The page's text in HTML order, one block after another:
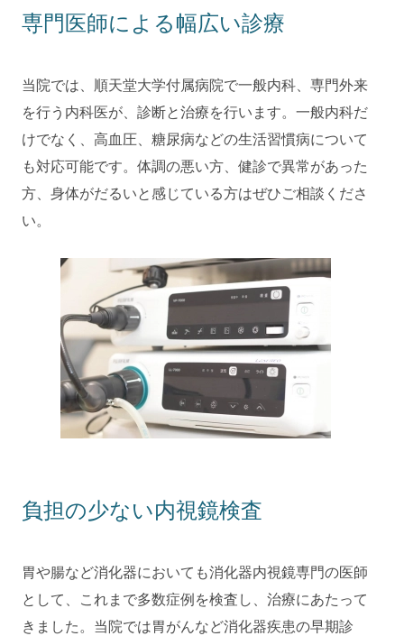
専門医師による幅広い診療
当院では、順天堂大学付属病院で一般内科、専門外来
を行う内科医が、診断と治療を行います。一般内科だ
けでなく、高血圧、糖尿病などの生活習慣病について
も対応可能です。体調の悪い方、健診で異常があった
方、身体がだるいと感じている方はぜひご相談くださ
い。
負担の少ない内視鏡検査
胃や腸など消化器においても消化器内視鏡専門の医師
として、これまで多数症例を検査し、治療にあたって
きました。当院では胃がんなど消化器疾患の早期診